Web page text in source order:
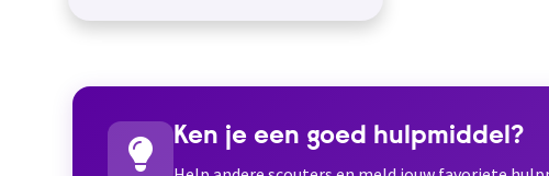
Ken je een goed hulpmiddel?